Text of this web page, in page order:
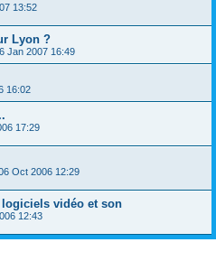
13:52
Lyon ?
Jan 2007 16:49
16:02
17:29
Oct 2006 12:29
vidéo et son
12:43